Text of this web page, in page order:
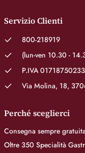
Servizio Clienti
800-218919
(lun-ven 10.30 -
P.IVA 01718750233
Via Molina, 18,
Perché sceglierci
Consegna sempre
Oltre 350 Specialità